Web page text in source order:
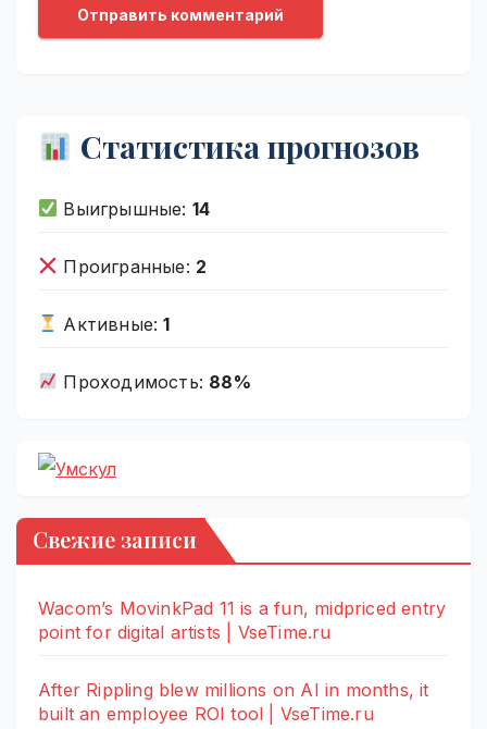
Статистика прогнозов
Выигрышные: 14
Проигранные: 2
Активные:1
Проходимость: 88%
Свежие записи
Wacom’s MovinkPad 11 is a fun, midpriced entry
point for digital artists | VseTime.ru
After Rippling blew millions on AI in months, it
built an employee ROI tool | VseTime.ru